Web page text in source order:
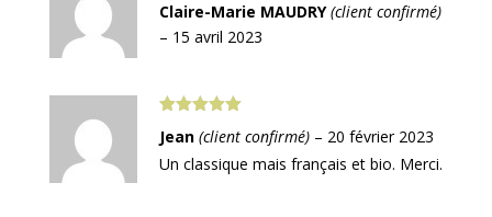
5
Claire-Marie MAUDRY(client confirmé)
– 15 avril 2023
5Jean (client confirmé) – 20 février 2023
Un classique mais français et bio. Merci.